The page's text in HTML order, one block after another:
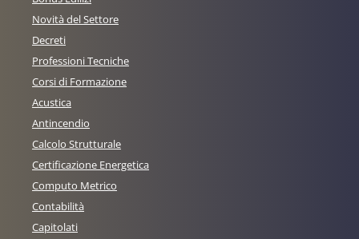
Novità del Settore
Decreti
Professioni Tecniche
Corsi di Formazione
Acustica
Antincendio
Calcolo Strutturale
Certificazione Energetica
Computo Metrico
Contabilità
Capitolati